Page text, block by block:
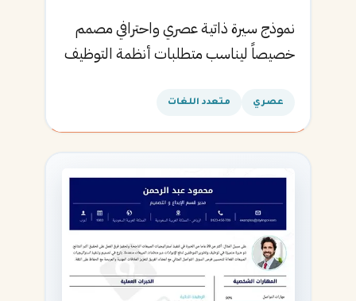
نموذج سيرة ذاتية عصري واحترافي مصمم
خصيصاً ليناسب متطلبات أنظمة التوظيف
القادمة.
عصري متعدد اللغات